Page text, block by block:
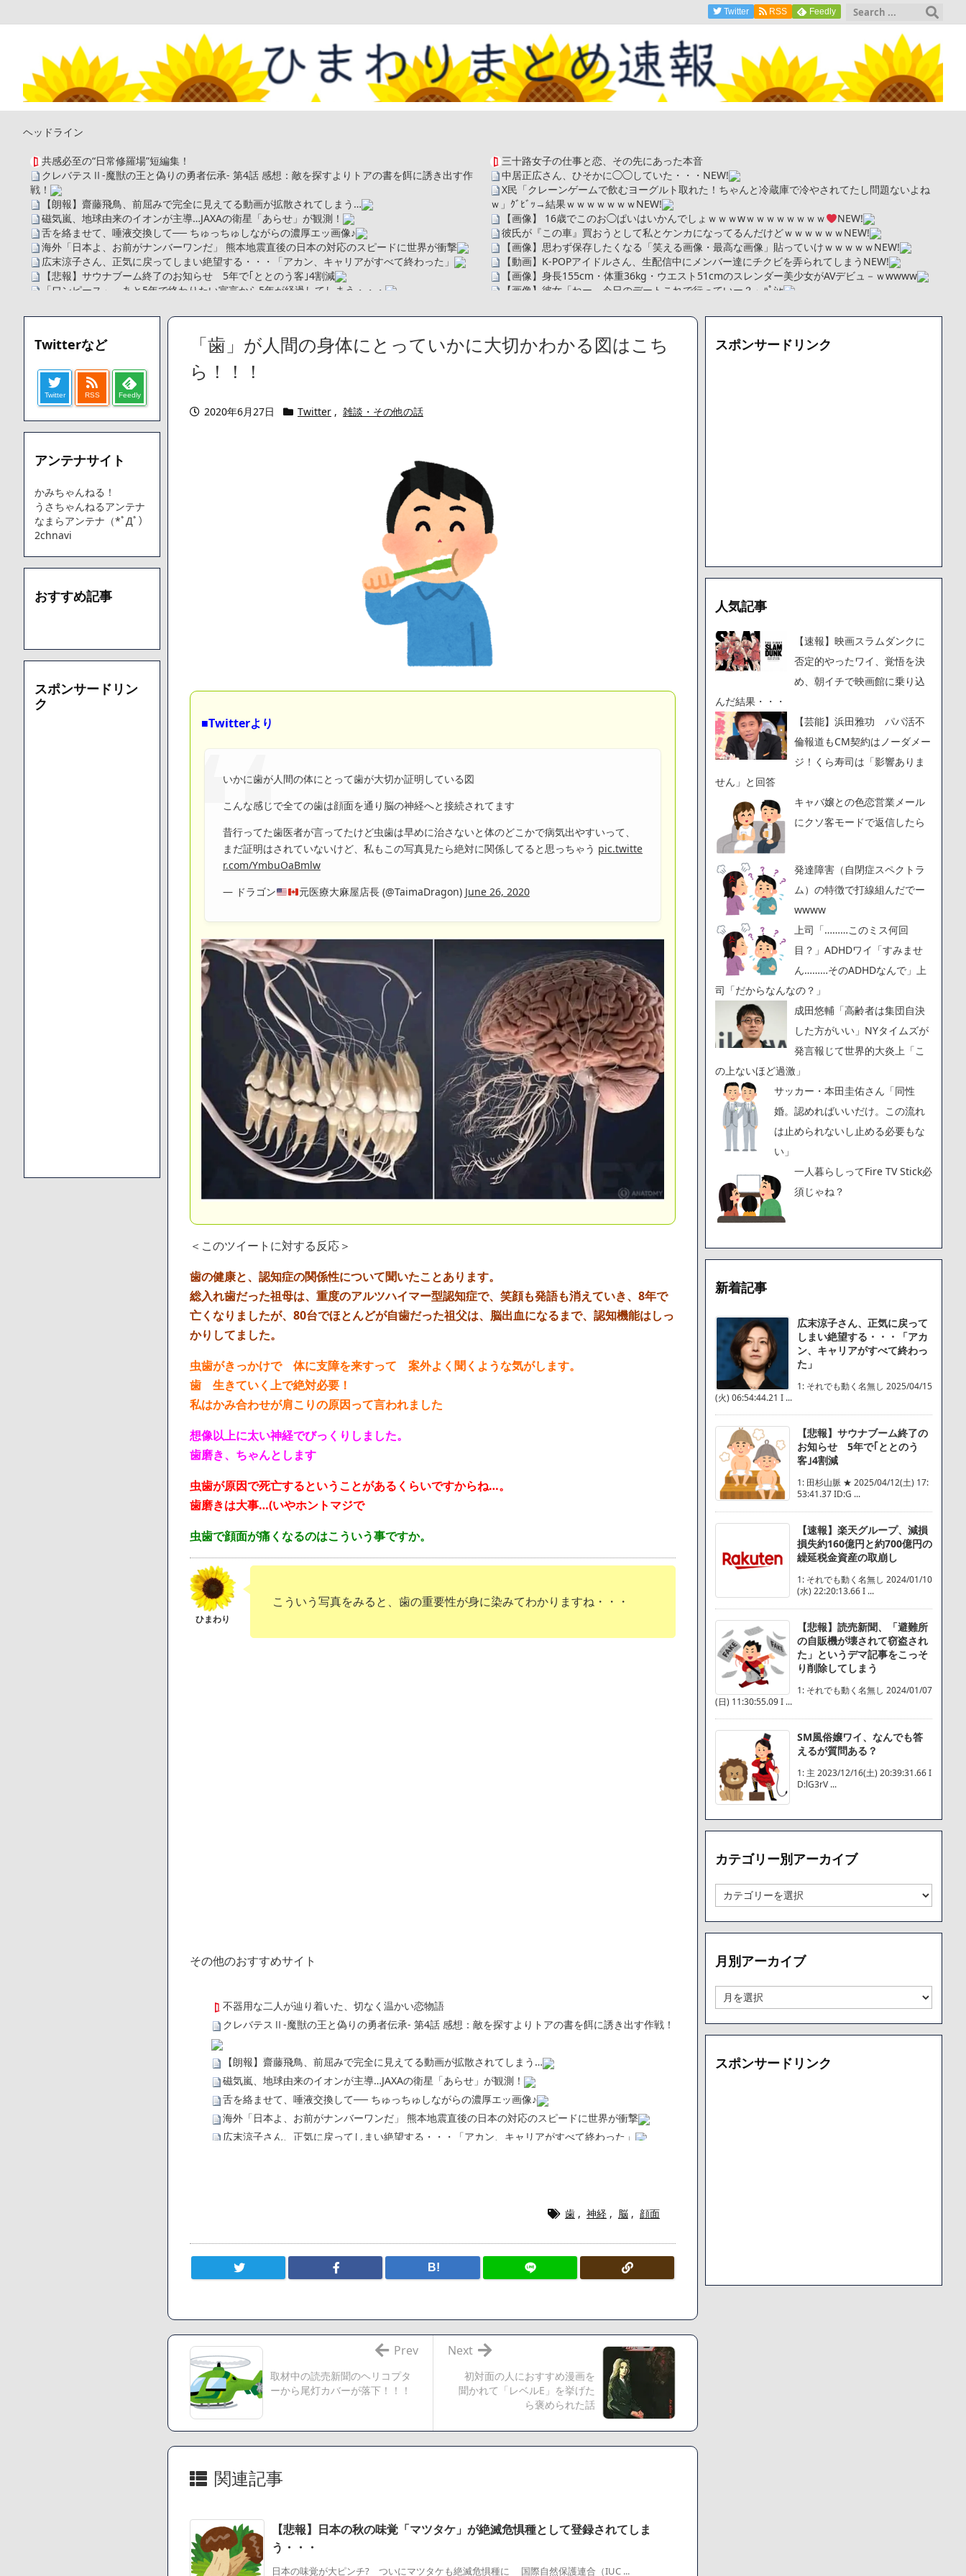
Twitter RSS Feedly
ヘッドライン
共感必至の“日常修羅場”短編集！
クレバテスⅡ-魔獣の王と偽りの勇者伝承- 第4話 感想：敵を探すよりトアの書を餌に誘き出す作
戦！
【朗報】齋藤飛鳥、前屈みで完全に見えてる動画が拡散されてしまう…
磁気嵐、地球由来のイオンが主導…JAXAの衛星「あらせ」が観測！
舌を絡ませて、唾液交換して── ちゅっちゅしながらの濃厚エッ画像♪
海外「日本よ、お前がナンバーワンだ」 熊本地震直後の日本の対応のスピードに世界が衝撃
広末涼子さん、正気に戻ってしまい絶望する・・・「アカン、キャリアがすべて終わった」
【悲報】サウナブーム終了のお知らせ 5年で｢ととのう客｣4割減
「ワンピース」、あと5年で終わりたい宣言から5年が経過してしまう・・・
【画像】さくまあきら「桃鉄の赤マスは実際に行ってみてクソだった所です」
【愕然】ワイ「豚バラ220gカリッカリになるまで焼いて重さ調べたろww(2割3割減ったら御の
字やろなあww)」→結果・・・・・・・・・・・・・・・・・・・
【悲報】ジェネリック医薬品、4割が承認書と異なる製造だったことが発覚「衝撃的な数字だ」
【速報】楽天グループ、減損損失約160億円と約700億円の繰延税金資産の取崩し
【悲報】読売新聞、「避難所の自販機が壊されて窃盗された」というデマ記事をこっそり削除し
てしまう
SM風俗嬢ワイ、なんでも答えるが質問ある？
Powered by livedoor 相互RSS
三十路女子の仕事と恋、その先にあった本音
中居正広さん、ひそかに◯◯していた・・・ NEW!
X民「クレーンゲームで飲むヨーグルト取れた！ちゃんと冷蔵庫で冷やされてたし問題ないよね
ｗ」ｸﾞﾋﾞｯ→結果ｗｗｗｗｗｗｗNEW!
【画像】 16歳でこのお◯ぱいはいかんでしょｗｗｗwｗｗｗｗｗｗｗｗ
NEW!
彼氏が『この車』買おうとして私とケンカになってるんだけどｗｗｗｗｗｗNEW!
【画像】思わず保存したくなる「笑える画像・最高な画像」貼っていけｗｗｗｗｗNEW!
【動画】K-POPアイドルさん、生配信中にメンバー達にチクビを弄られてしまう NEW!
【画像】身長155cm・体重36kg・ウエスト51cmのスレンダー美少女がAVデビュ－ｗwwww
【画像】彼女「ねー、今日のデートこれで行っていー？」ﾊﾟｼｬ
【配信者】「金バエ」のSNS更新が1週間途絶え、様々な憶測が飛び交う。1週間ぶりの投稿でも
一人称が「ボキ」ではなく「俺」となっており、本人ではないとの憶測が広がる
かつてはSONYのパソコンだった「VAIO」家電量販店のノジマに買収されてしまう
「歯」が人間の身体にとっていかに大切かわかる図はこち
ら！！！
2020年6月27日 Twitter , 雑談・その他の話
■Twitterより
いかに歯が人間の体にとって歯が大切か証明している図
こんな感じで全ての歯は顔面を通り脳の神経へと接続されてます
昔行ってた歯医者が言ってたけど虫歯は早めに治さないと体のどこかで病気出やすいって、
まだ証明はされていないけど、私もこの写真見たら絶対に関係してると思っちゃう pic.twitte
r.com/YmbuOaBmlw
— ドラゴン
元医療大麻屋店長 (@TaimaDragon) June 26, 2020
＜このツイートに対する反応＞
歯の健康と、認知症の関係性について聞いたことあります。
総入れ歯だった祖母は、重度のアルツハイマー型認知症で、笑顔も発語も消えていき、8年で
亡くなりましたが、80台でほとんどが自歯だった祖父は、脳出血になるまで、認知機能はしっ
かりしてました。
虫歯がきっかけで 体に支障を来すって 案外よく聞くような気がします。
歯 生きていく上で絶対必要！
私はかみ合わせが肩こりの原因って言われました
想像以上に太い神経でびっくりしました。
歯磨き、ちゃんとします
虫歯が原因で死亡するということがあるくらいですからね…。
歯磨きは大事…(いやホントマジで
虫歯で顔面が痛くなるのはこういう事ですか。
こういう写真をみると、歯の重要性が身に染みてわかりますね・・・
その他のおすすめサイト
不器用な二人が辿り着いた、切なく温かい恋物語
クレバテスⅡ-魔獣の王と偽りの勇者伝承- 第4話 感想：敵を探すよりトアの書を餌に誘き出す作戦！
【朗報】齋藤飛鳥、前屈みで完全に見えてる動画が拡散されてしまう…
磁気嵐、地球由来のイオンが主導…JAXAの衛星「あらせ」が観測！
舌を絡ませて、唾液交換して── ちゅっちゅしながらの濃厚エッ画像♪
海外「日本よ、お前がナンバーワンだ」 熊本地震直後の日本の対応のスピードに世界が衝撃
広末涼子さん、正気に戻ってしまい絶望する・・・「アカン、キャリアがすべて終わった」
【画像】さくまあきら「桃鉄の赤マスは実際に行ってみてクソだった所です」
【悲報】ジェネリック医薬品、4割が承認書と異なる製造だったことが発覚「衝撃的な数字だ」
まう
SM風俗嬢ワイ、なんでも答えるが質問ある？
Powered by livedoor 相互RSS
歯 , 神経 , 脳 , 顔面
B!
初対面の人におすすめ漫画を
聞かれて「レベルE」を挙げた
ら褒められた話
Next
取材中の読売新聞のヘリコプタ
ーから尾灯カバーが落下！！！
Prev
関連記事
【悲報】日本の秋の味覚「マツタケ」が絶滅危惧種として登録されてしま
う・・・
日本の味覚が大ピンチ? ついにマツタケも絶滅危惧種に 国際自然保護連合（IUC ...
Twitterなど
Twitter RSS Feedly
アンテナサイト
かみちゃんねる！
うさちゃんねるアンテナ
なまらアンテナ（*ﾟДﾟ）
2chnavi
おすすめ記事
スポンサードリン
ク
スポンサードリンク
人気記事
【速報】映画スラムダンクに
否定的やったワイ、覚悟を決
め、朝イチで映画館に乗り込
んだ結果・・・
【芸能】浜田雅功 パパ活不
倫報道もCM契約はノーダメー
ジ！くら寿司は「影響ありま
せん」と回答
キャバ嬢との色恋営業メール
にクソ客モードで返信したら
発達障害（自閉症スペクトラ
ム）の特徴で打線組んだでー
wwww
上司「………このミス何回
目？」ADHDワイ「すみませ
ん………そのADHDなんで」上
司「だからなんなの？」
成田悠輔「高齢者は集団自決
した方がいい」NYタイムズが
発言報じて世界的大炎上「こ
の上ないほど過激」
サッカー・本田圭佑さん「同性
婚。認めればいいだけ。この流れ
は止められないし止める必要もな
い」
一人暮らしってFire TV Stick必
須じゃね？
新着記事
広末涼子さん、正気に戻って
しまい絶望する・・・「アカ
ン、キャリアがすべて終わっ
た」
1: それでも動く名無し 2025/04/15
(火) 06:54:44.21 I ...
【悲報】サウナブーム終了の
お知らせ 5年で｢ととのう
客｣4割減
1: 田杉山脈 ★ 2025/04/12(土) 17:
53:41.37 ID:G ...
【速報】楽天グループ、減損
損失約160億円と約700億円の
繰延税金資産の取崩し
1: それでも動く名無し 2024/01/10
(水) 22:20:13.66 I ...
【悲報】読売新聞、「避難所
の自販機が壊されて窃盗され
た」というデマ記事をこっそ
り削除してしまう
1: それでも動く名無し 2024/01/07
(日) 11:30:55.09 I ...
SM風俗嬢ワイ、なんでも答
えるが質問ある？
1: 主 2023/12/16(土) 20:39:31.66 I
D:lG3rV ...
カテゴリー別アーカイブ
テ
ゴ
リ
別
ー
カ
ブ
月別アーカイブ
別
ア
ー
イ
スポンサードリンク